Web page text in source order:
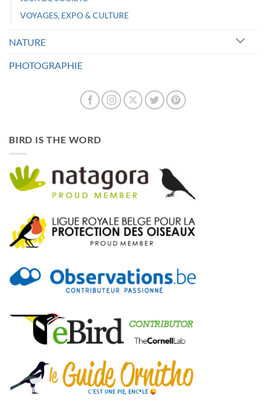
VOYAGES, EXPO & CULTURE
NATURE
PHOTOGRAPHIE
BIRD IS THE WORD